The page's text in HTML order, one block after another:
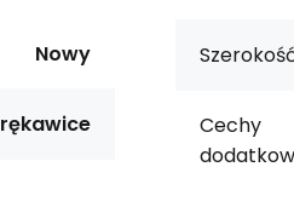
Nowy
rękawice
Cechy